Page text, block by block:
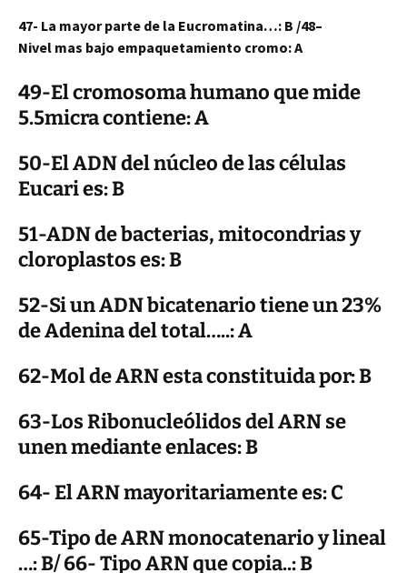
47- La mayor parte de la Eucromatina…: B /48–
Nivel mas bajo empaquetamiento cromo: A
49-El cromosoma humano que mide
5.5micra contiene: A
50-El ADN del núcleo de las células
Eucari es: B
51-ADN de bacterias, mitocondrias y
cloroplastos es: B
52-Si un ADN bicatenario tiene un 23%
de Adenina del total…..: A
62-Mol de ARN esta constituida por: B
63-Los Ribonucleólidos del ARN se
unen mediante enlaces: B
64- El ARN mayoritariamente es: C
65-Tipo de ARN monocatenario y lineal
…: B/ 66- Tipo ARN que copia..: B